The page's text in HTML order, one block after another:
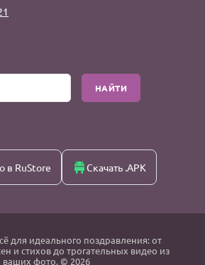
НАЙТИ
в RuStore Скачать .APK
для идеального поздравления: от
и стихов до трогательных видео из
ваших фото. © 2026